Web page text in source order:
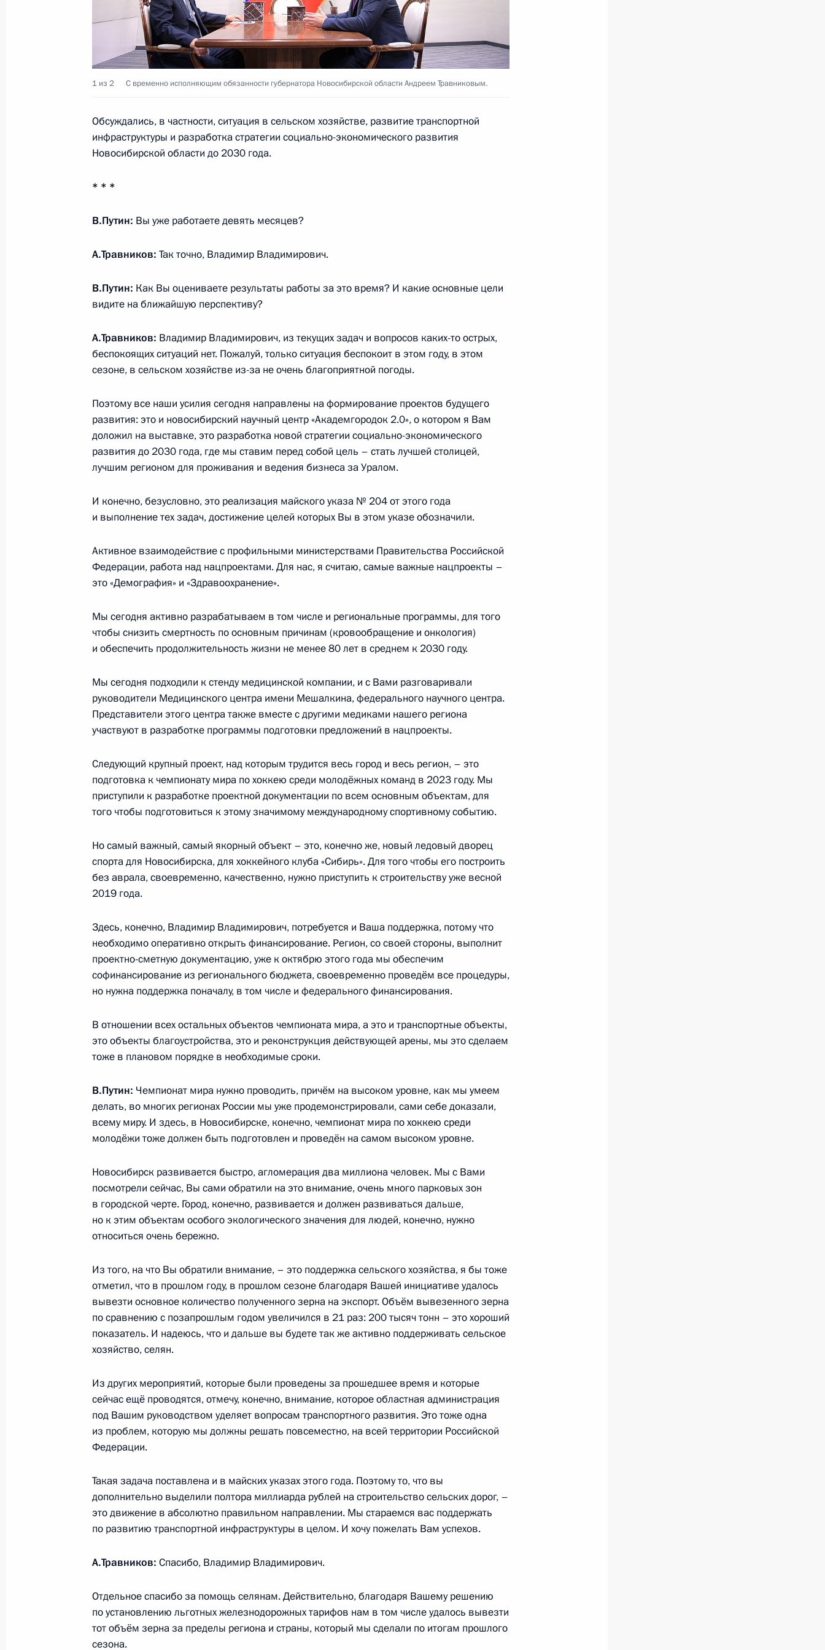
8 ноября 2023 года, 17:00
Заседание комиссии Госсовета по направлению «Наука»
23 августа 2023 года, 14:00
Встреча с губернатором Новосибирской области Андреем
Травниковым
24 марта 2023 года, 17:00
Встреча с представителями авиационной отрасли
8 февраля 2023 года, 18:50
Встреча с губернатором Новосибирской области Андреем
16 января 2023 года, 13:45
Заседание комиссии Госсовета по направлению «Наука»
2 декабря 2022 года, 15:00
Заседание Комиссии по вопросам кадровой политики
в некоторых федеральных государственных органах
Мария Львова-Белова посетила Новосибирскую область
Cовместное заседание комиссий Госcовета по направлениям
27 июня 2022 года, 16:00
Cовместное заседание комиссий Госcовета по направлениям
предпринимательство»
7 июня 2022 года, 18:00
6 апреля 2022 года, 14:00
Магомедсалам Магомедов принял участие в семинаре-
совещании по вопросам государственной национальной
политики
8 апреля 2021 года, 19:00
Заседание Совета по науке и образованию
8 февраля 2021 года, 16:00
Встреча с врио главы Новосибирской области Андреем
Травниковым
28 августа 2018 года, 09:00
Андреем Травниковым
2 июля 2018 года, 14:30
Андреем Травниковым
8 февраля 2018 года, 13:30
Встреча с Андреем Травниковым
Андрей Травников назначен временно исполняющим
1 из 2 С временно исполняющим обязанности губернатора Новосибирской области Андреем Травниковым.
Обсуждались, в частности, ситуация в сельском хозяйстве, развитие транспортной
инфраструктуры и разработка стратегии социально-экономического развития
Новосибирской области до 2030 года.
* * *
В.Путин: Вы уже работаете девять месяцев?
А.Травников: Так точно, Владимир Владимирович.
В.Путин: Как Вы оцениваете результаты работы за это время? И какие основные цели
видите на ближайшую перспективу?
А.Травников: Владимир Владимирович, из текущих задач и вопросов каких-то острых,
беспокоящих ситуаций нет. Пожалуй, только ситуация беспокоит в этом году, в этом
сезоне, в сельском хозяйстве из-за не очень благоприятной погоды.
Поэтому все наши усилия сегодня направлены на формирование проектов будущего
развития: это и новосибирский научный центр «Академгородок 2.0», о котором я Вам
доложил на выставке, это разработка новой стратегии социально-экономического
развития до 2030 года, где мы ставим перед собой цель – стать лучшей столицей,
лучшим регионом для проживания и ведения бизнеса за Уралом.
И конечно, безусловно, это реализация майского указа № 204 от этого года
и выполнение тех задач, достижение целей которых Вы в этом указе обозначили.
Активное взаимодействие с профильными министерствами Правительства Российской
Федерации, работа над нацпроектами. Для нас, я считаю, самые важные нацпроекты –
это «Демография» и «Здравоохранение».
Мы сегодня активно разрабатываем в том числе и региональные программы, для того
чтобы снизить смертность по основным причинам (кровообращение и онкология)
и обеспечить продолжительность жизни не менее 80 лет в среднем к 2030 году.
Мы сегодня подходили к стенду медицинской компании, и с Вами разговаривали
руководители Медицинского центра имени Мешалкина, федерального научного центра.
Представители этого центра также вместе с другими медиками нашего региона
участвуют в разработке программы подготовки предложений в нацпроекты.
Следующий крупный проект, над которым трудится весь город и весь регион, – это
подготовка к чемпионату мира по хоккею среди молодёжных команд в 2023 году. Мы
приступили к разработке проектной документации по всем основным объектам, для
того чтобы подготовиться к этому значимому международному спортивному событию.
Но самый важный, самый якорный объект – это, конечно же, новый ледовый дворец
спорта для Новосибирска, для хоккейного клуба «Сибирь». Для того чтобы его построить
без аврала, своевременно, качественно, нужно приступить к строительству уже весной
2019 года.
Здесь, конечно, Владимир Владимирович, потребуется и Ваша поддержка, потому что
необходимо оперативно открыть финансирование. Регион, со своей стороны, выполнит
проектно-сметную документацию, уже к октябрю этого года мы обеспечим
софинансирование из регионального бюджета, своевременно проведём все процедуры,
но нужна поддержка поначалу, в том числе и федерального финансирования.
В отношении всех остальных объектов чемпионата мира, а это и транспортные объекты,
это объекты благоустройства, это и реконструкция действующей арены, мы это сделаем
тоже в плановом порядке в необходимые сроки.
В.Путин: Чемпионат мира нужно проводить, причём на высоком уровне, как мы умеем
делать, во многих регионах России мы уже продемонстрировали, сами себе доказали,
всему миру. И здесь, в Новосибирске, конечно, чемпионат мира по хоккею среди
молодёжи тоже должен быть подготовлен и проведён на самом высоком уровне.
Новосибирск развивается быстро, агломерация два миллиона человек. Мы с Вами
посмотрели сейчас, Вы сами обратили на это внимание, очень много парковых зон
в городской черте. Город, конечно, развивается и должен развиваться дальше,
но к этим объектам особого экологического значения для людей, конечно, нужно
относиться очень бережно.
Из того, на что Вы обратили внимание, – это поддержка сельского хозяйства, я бы тоже
отметил, что в прошлом году, в прошлом сезоне благодаря Вашей инициативе удалось
вывезти основное количество полученного зерна на экспорт. Объём вывезенного зерна
по сравнению с позапрошлым годом увеличился в 21 раз: 200 тысяч тонн – это хороший
показатель. И надеюсь, что и дальше вы будете так же активно поддерживать сельское
хозяйство, селян.
Из других мероприятий, которые были проведены за прошедшее время и которые
сейчас ещё проводятся, отмечу, конечно, внимание, которое областная администрация
под Вашим руководством уделяет вопросам транспортного развития. Это тоже одна
из проблем, которую мы должны решать повсеместно, на всей территории Российской
Федерации.
Такая задача поставлена и в майских указах этого года. Поэтому то, что вы
дополнительно выделили полтора миллиарда рублей на строительство сельских дорог, –
это движение в абсолютно правильном направлении. Мы стараемся вас поддержать
по развитию транспортной инфраструктуры в целом. И хочу пожелать Вам успехов.
А.Травников: Спасибо, Владимир Владимирович.
Отдельное спасибо за помощь селянам. Действительно, благодаря Вашему решению
по установлению льготных железнодорожных тарифов нам в том числе удалось вывезти
тот объём зерна за пределы региона и страны, который мы сделали по итогам прошлого
сезона.